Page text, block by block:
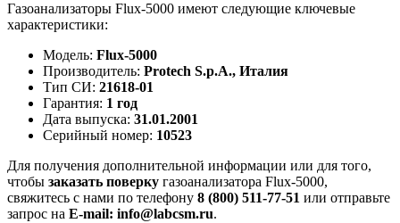
Газоанализаторы Flux-5000 имеют следующие ключевые
характеристики:
Модель: Flux-5000
Производитель: Protech S.p.A., Италия
Тип СИ: 21618-01
Гарантия: 1 год
Дата выпуска: 31.01.2001
Серийный номер: 10523
Для получения дополнительной информации или для того,
чтобы заказать поверку газоанализатора Flux-5000,
свяжитесь с нами по телефону 8 (800) 511-77-51 или отправьте
запрос на E-mail: info@labcsm.ru.